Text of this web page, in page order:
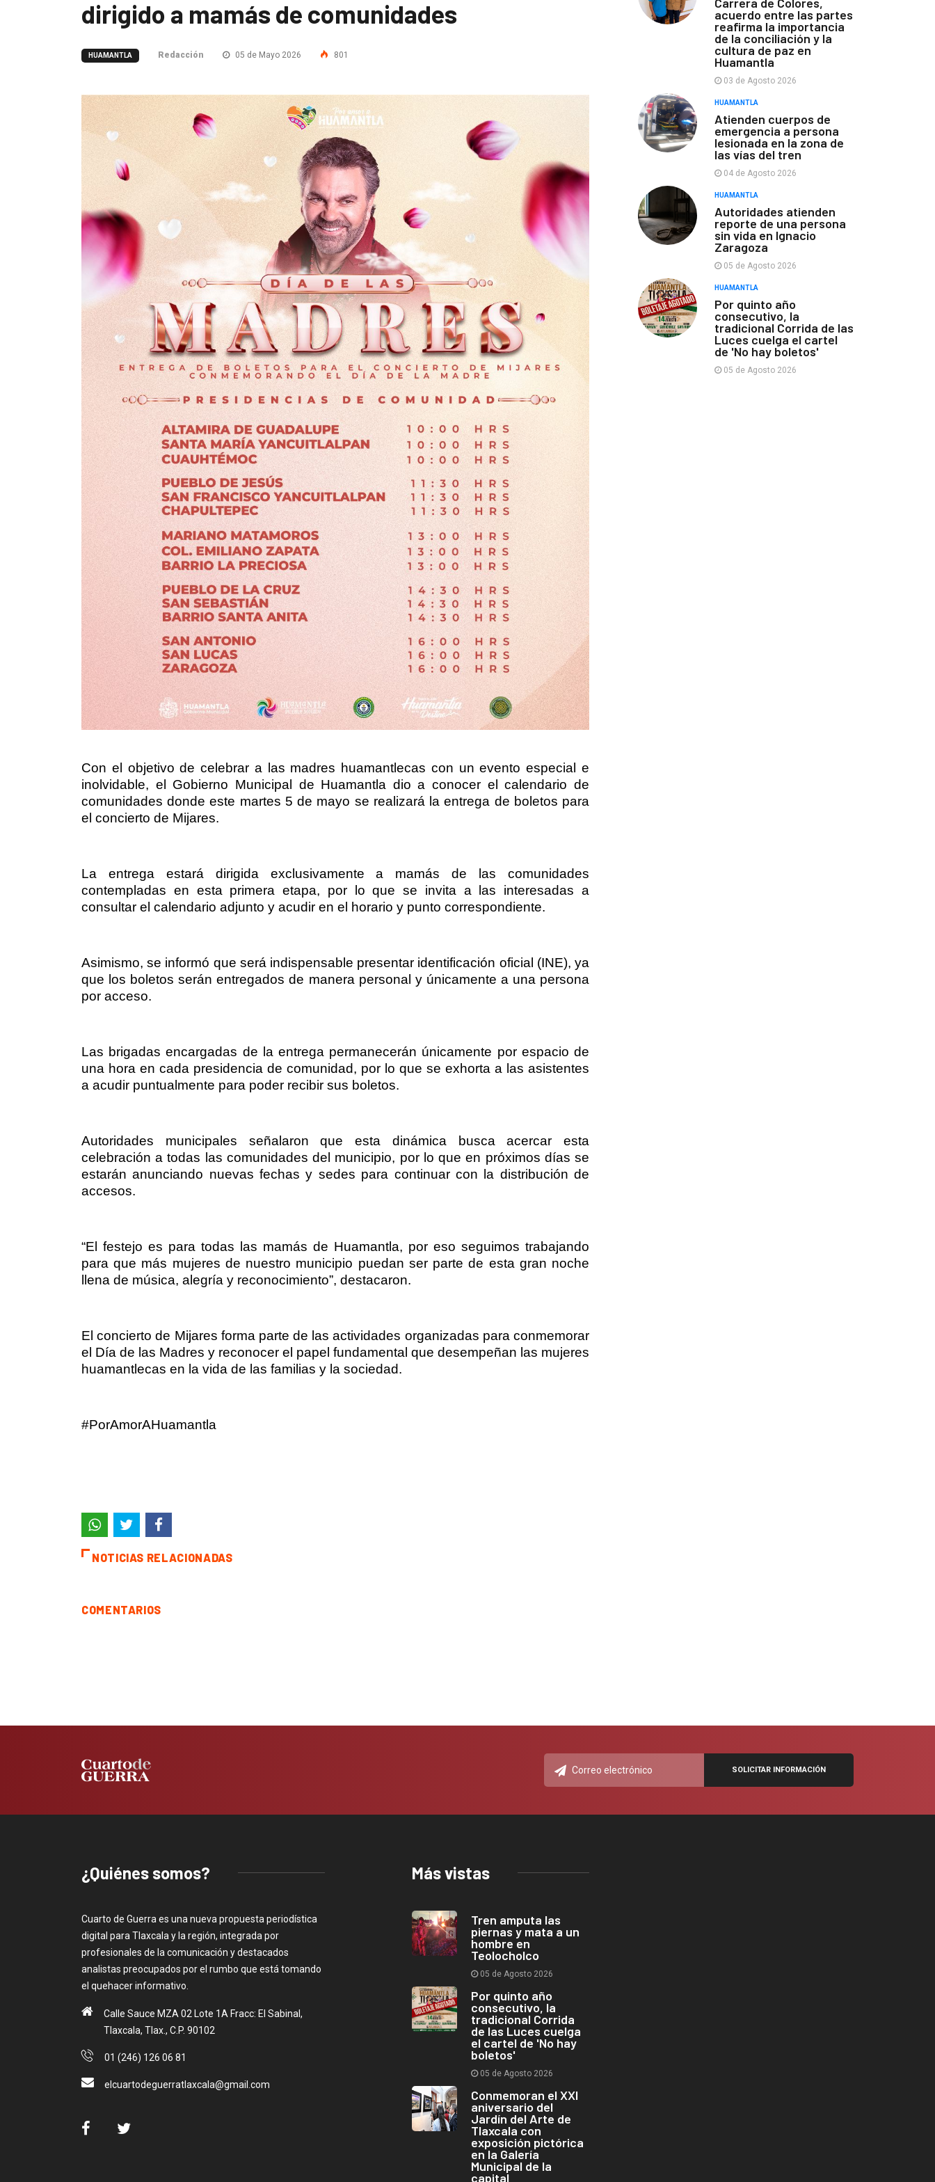
dirigido a mamás de comunidades
HUAMANTLA Redacción 05 de Mayo 2026 801
Con el objetivo de celebrar a las madres huamantlecas con un evento especial e
inolvidable, el Gobierno Municipal de Huamantla dio a conocer el calendario de
comunidades donde este martes 5 de mayo se realizará la entrega de boletos para
el concierto de Mijares.
La entrega estará dirigida exclusivamente a mamás de las comunidades
contempladas en esta primera etapa, por lo que se invita a las interesadas a
consultar el calendario adjunto y acudir en el horario y punto correspondiente.
Asimismo, se informó que será indispensable presentar identificación oficial (INE), ya
que los boletos serán entregados de manera personal y únicamente a una persona
por acceso.
Las brigadas encargadas de la entrega permanecerán únicamente por espacio de
una hora en cada presidencia de comunidad, por lo que se exhorta a las asistentes
a acudir puntualmente para poder recibir sus boletos.
Autoridades municipales señalaron que esta dinámica busca acercar esta
celebración a todas las comunidades del municipio, por lo que en próximos días se
estarán anunciando nuevas fechas y sedes para continuar con la distribución de
accesos.
“El festejo es para todas las mamás de Huamantla, por eso seguimos trabajando
para que más mujeres de nuestro municipio puedan ser parte de esta gran noche
llena de música, alegría y reconocimiento”, destacaron.
El concierto de Mijares forma parte de las actividades organizadas para conmemorar
el Día de las Madres y reconocer el papel fundamental que desempeñan las mujeres
huamantlecas en la vida de las familias y la sociedad.
#PorAmorAHuamantla
NOTICIAS RELACIONADAS
COMENTARIOS
acuerdo entre las partes
reafirma la importancia
de la conciliación y la
cultura de paz en
Huamantla
03 de Agosto 2026
HUAMANTLA
Atienden cuerpos de
emergencia a persona
lesionada en la zona de
las vías del tren
04 de Agosto 2026
HUAMANTLA
Autoridades atienden
reporte de una persona
sin vida en Ignacio
Zaragoza
05 de Agosto 2026
HUAMANTLA
Por quinto año
consecutivo, la
tradicional Corrida de las
Luces cuelga el cartel
de 'No hay boletos'
05 de Agosto 2026
¿Quiénes somos?
Cuarto de Guerra es una nueva propuesta periodística
digital para Tlaxcala y la región, integrada por
profesionales de la comunicación y destacados
analistas preocupados por el rumbo que está tomando
el quehacer informativo.
Calle Sauce MZA 02 Lote 1A Fracc: El Sabinal,
Tlaxcala, Tlax., C.P. 90102
01 (246) 126 06 81
elcuartodeguerratlaxcala@gmail.com
Más vistas
Tren amputa las
piernas y mata a un
hombre en
Teolocholco
05 de Agosto 2026
Por quinto año
consecutivo, la
tradicional Corrida
de las Luces cuelga
el cartel de 'No hay
boletos'
05 de Agosto 2026
Conmemoran el XXI
aniversario del
Jardín del Arte de
Tlaxcala con
exposición pictórica
en la Galería
Municipal de la
capital